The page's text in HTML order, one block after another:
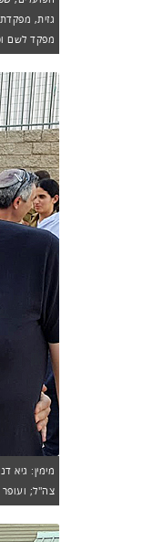
גזית,
מפקד לשם
מימין: גיא
צה"ל; ועופר